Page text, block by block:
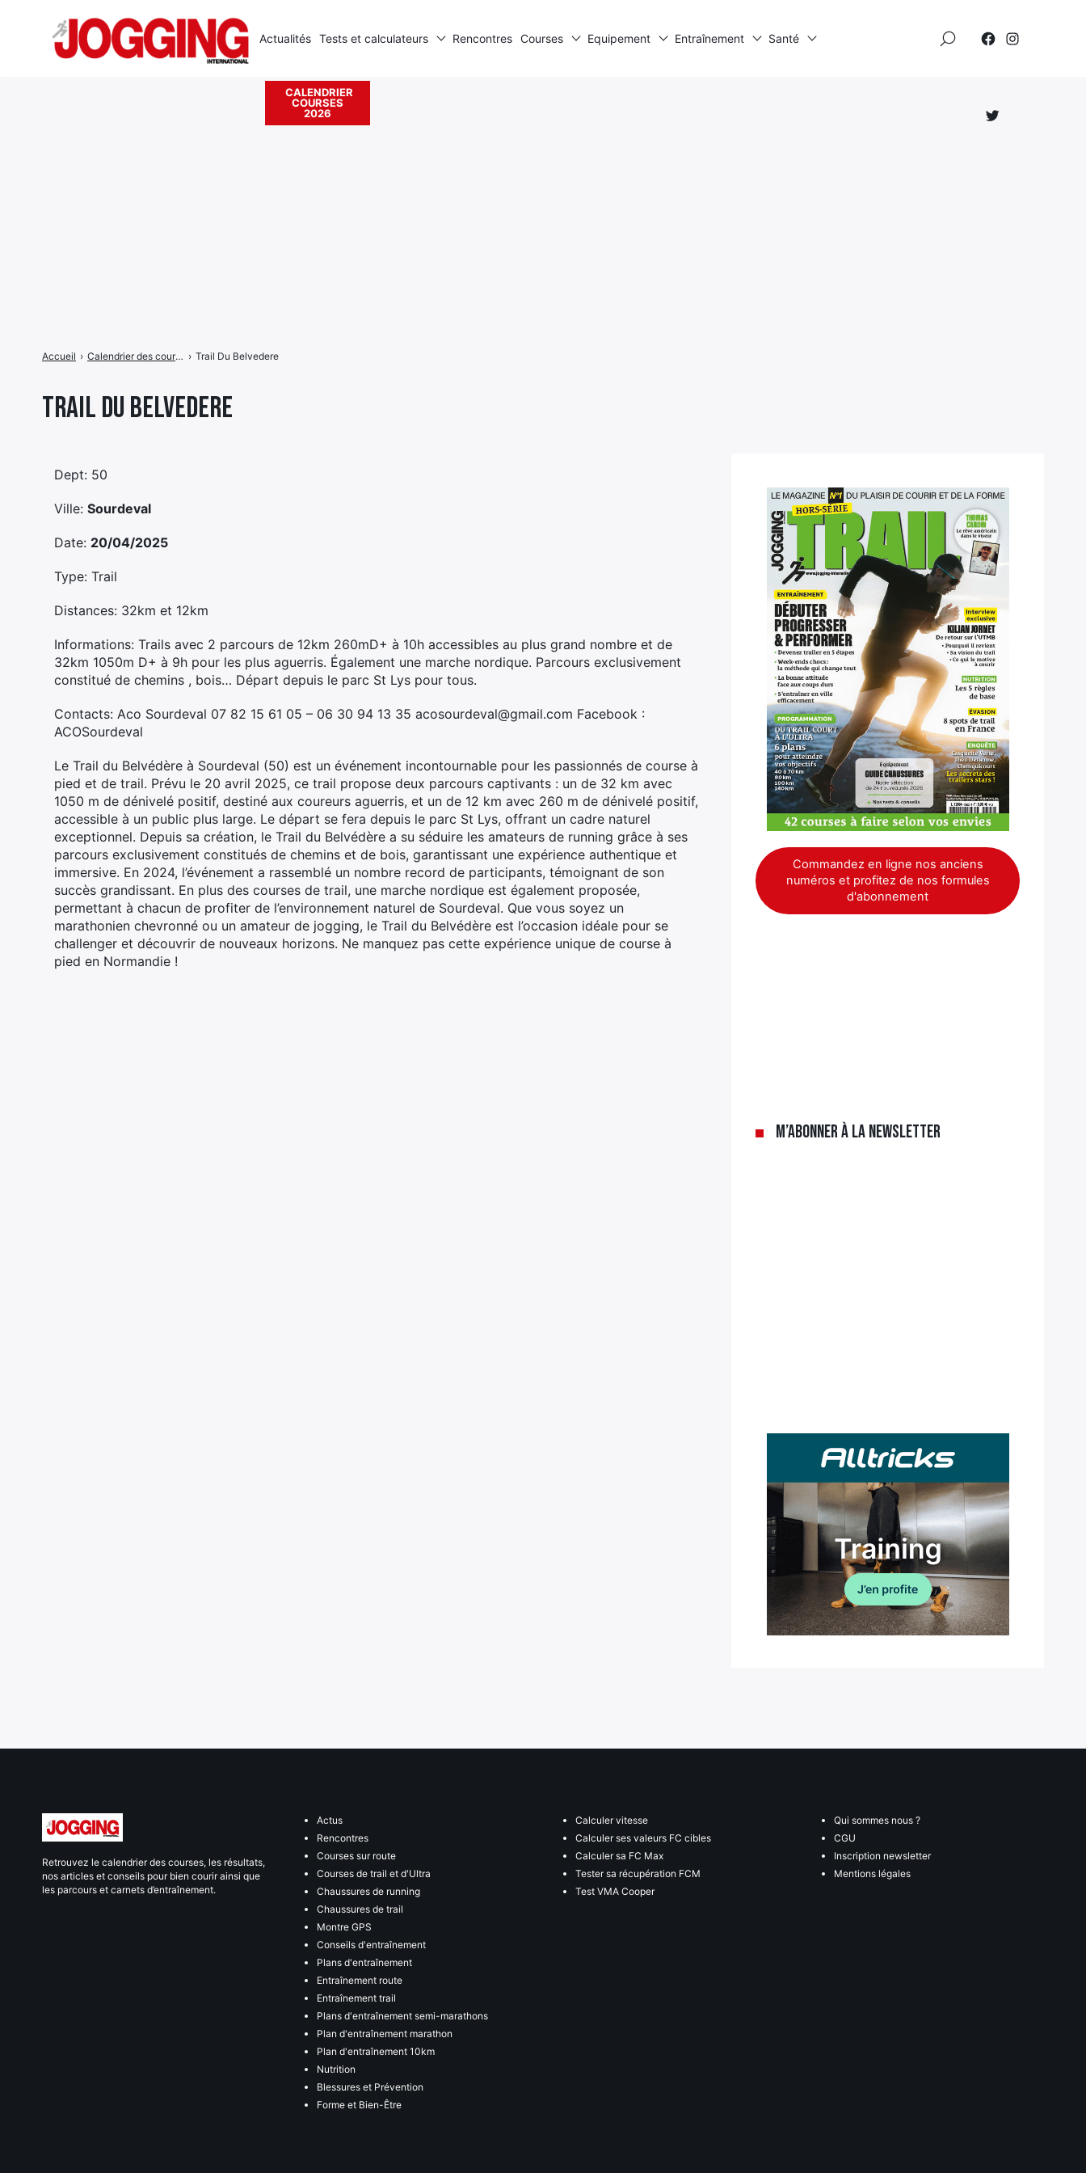
Trail Du Belvedere
Accueil › Calendrier des courses › Trail Du Belvedere
Dept: 50
Ville: Sourdeval
Date: 20/04/2025
Type: Trail
Distances: 32km et 12km
Informations: Trails avec 2 parcours de 12km 260mD+ à 10h accessibles au plus grand nombre et de
32km 1050m D+ à 9h pour les plus aguerris. Également une marche nordique. Parcours exclusivement
constitué de chemins , bois… Départ depuis le parc St Lys pour tous.
Contacts: Aco Sourdeval 07 82 15 61 05 – 06 30 94 13 35 acosourdeval@gmail.com Facebook :
ACOSourdeval‌
Le Trail du Belvédère à Sourdeval (50) est un événement incontournable pour les passionnés de course à
pied et de trail. Prévu le 20 avril 2025, ce trail propose deux parcours captivants : un de 32 km avec
1050 m de dénivelé positif, destiné aux coureurs aguerris, et un de 12 km avec 260 m de dénivelé positif,
accessible à un public plus large. Le départ se fera depuis le parc St Lys, offrant un cadre naturel
exceptionnel. Depuis sa création, le Trail du Belvédère a su séduire les amateurs de running grâce à ses
parcours exclusivement constitués de chemins et de bois, garantissant une expérience authentique et
immersive. En 2024, l’événement a rassemblé un nombre record de participants, témoignant de son
succès grandissant. En plus des courses de trail, une marche nordique est également proposée,
permettant à chacun de profiter de l’environnement naturel de Sourdeval. Que vous soyez un
marathonien chevronné ou un amateur de jogging, le Trail du Belvédère est l’occasion idéale pour se
challenger et découvrir de nouveaux horizons. Ne manquez pas cette expérience unique de course à
pied en Normandie !
Commandez en ligne nos anciens
numéros et profitez de nos formules
d'abonnement
M’abonner à la newsletter
Actualités Tests et calculateurs Rencontres Courses Equipement Entraînement Santé
CALENDRIER
COURSES
2026
Élément
Retrouvez le calendrier des courses, les résultats,
nos articles et conseils pour bien courir ainsi que
les parcours et carnets d’entraînement.
Actus
Rencontres
Courses sur route
Courses de trail et d'Ultra
Chaussures de running
Chaussures de trail
Montre GPS
Conseils d'entraînement
Plans d'entraînement
Entraînement route
Entraînement trail
Plans d'entraînement semi-marathons
Plan d'entraînement marathon
Plan d'entraînement 10km
Nutrition
Blessures et Prévention
Forme et Bien-Être
Calculer vitesse
Calculer ses valeurs FC cibles
Calculer sa FC Max
Tester sa récupération FCM
Test VMA Cooper
Qui sommes nous ?
CGU
Inscription newsletter
Mentions légales
Rechercher